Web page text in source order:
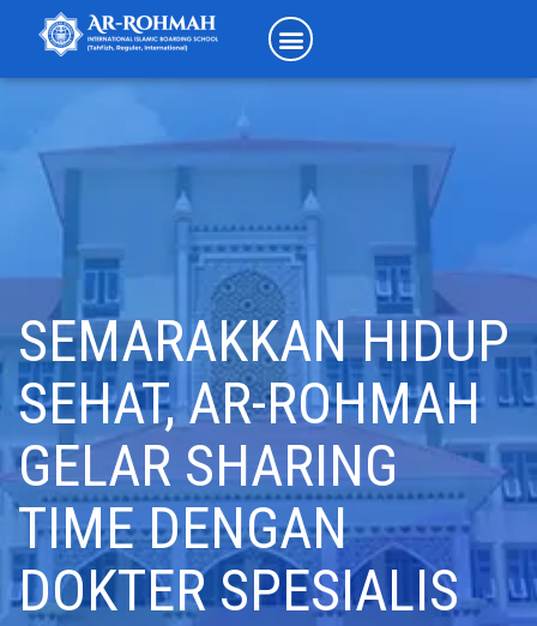
SEMARAKKAN HIDUP
SEHAT, AR-ROHMAH
GELAR SHARING
TIME DENGAN
DOKTER SPESIALIS